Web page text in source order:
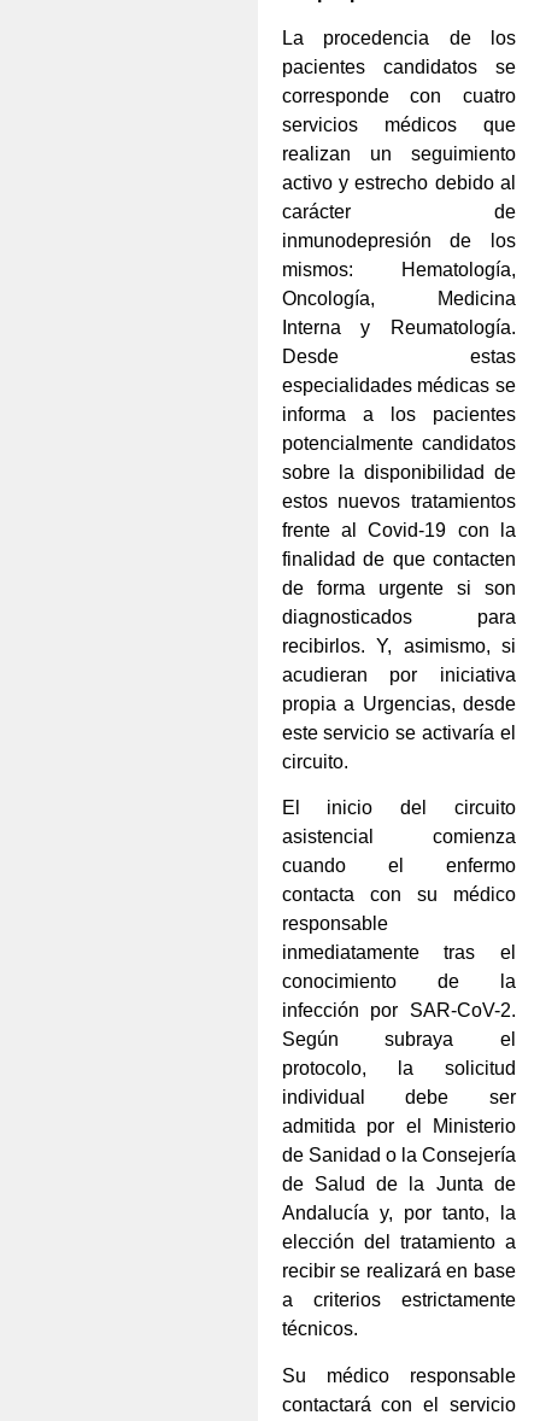
La procedencia de los
pacientes candidatos se
corresponde con cuatro
servicios médicos que
realizan un seguimiento
activo y estrecho debido al
carácter de
inmunodepresión de los
mismos: Hematología,
Oncología, Medicina
Interna y Reumatología.
Desde estas
especialidades médicas se
informa a los pacientes
potencialmente candidatos
sobre la disponibilidad de
estos nuevos tratamientos
frente al Covid-19 con la
finalidad de que contacten
de forma urgente si son
diagnosticados para
recibirlos. Y, asimismo, si
acudieran por iniciativa
propia a Urgencias, desde
este servicio se activaría el
circuito.
El inicio del circuito
asistencial comienza
cuando el enfermo
contacta con su médico
responsable
inmediatamente tras el
conocimiento de la
infección por SAR-CoV-2.
Según subraya el
protocolo, la solicitud
individual debe ser
admitida por el Ministerio
de Sanidad o la Consejería
de Salud de la Junta de
Andalucía y, por tanto, la
elección del tratamiento a
recibir se realizará en base
a criterios estrictamente
técnicos.
Su médico responsable
contactará con el servicio